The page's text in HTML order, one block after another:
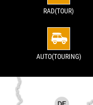
RAD(TOUR)
AUTO(TOURING)